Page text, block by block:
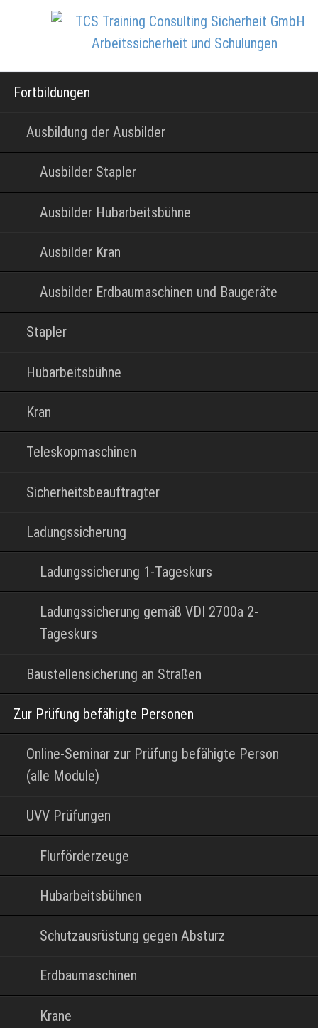
Navigation
überspringen
Fortbildungen
Ausbildung der Ausbilder
Ausbilder Stapler
Ausbilder Hubarbeitsbühne
Ausbilder Kran
Ausbilder Erdbaumaschinen und Baugeräte
Stapler
Hubarbeitsbühne
Kran
Teleskopmaschinen
Sicherheitsbeauftragter
Ladungssicherung
Ladungssicherung 1-Tageskurs
Ladungssicherung gemäß VDI 2700a 2-
Tageskurs
Baustellensicherung an Straßen
Zur Prüfung befähigte Personen
Online-Seminar zur Prüfung befähigte Person
(alle Module)
UVV Prüfungen
Flurförderzeuge
Hubarbeitsbühnen
Schutzausrüstung gegen Absturz
Erdbaumaschinen
Krane